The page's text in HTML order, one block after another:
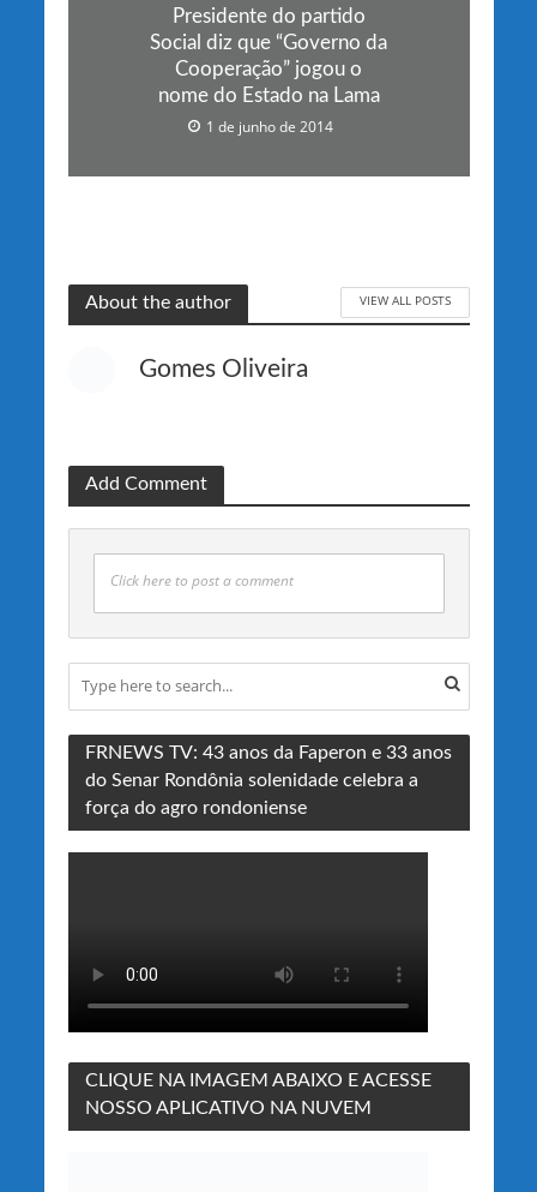
Presidente do partido
Social diz que “Governo da
Cooperação” jogou o
nome do Estado na Lama
1 de junho de 2014
About the author VIEW ALL POSTS
Gomes Oliveira
Add Comment
Click here to post a comment
FRNEWS TV: 43 anos da Faperon e 33 anos
do Senar Rondônia solenidade celebra a
força do agro rondoniense
CLIQUE NA IMAGEM ABAIXO E ACESSE
NOSSO APLICATIVO NA NUVEM